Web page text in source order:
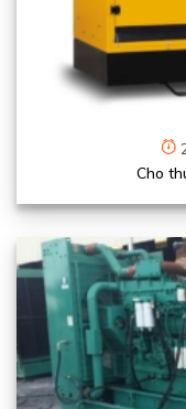
Cho